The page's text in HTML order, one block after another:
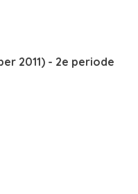
2011) - 2e periode